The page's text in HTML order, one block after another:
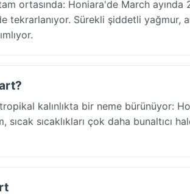
ortasında: Honiara'de March
tekrarlanıyor. Sürekli şiddetli yağmur,
kalınlıkta bir neme bürünüyor:
sıcaklıkları çok daha bunaltıcı